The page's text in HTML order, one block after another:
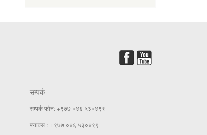
सम्पर्क
सम्पर्क फोन: +९७७ ०४६ ५३०४९९
फ्याक्स ः +९७७ ०४६ ५३०४९९